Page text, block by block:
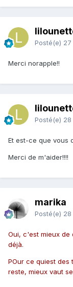
Posté(e)
Merci norapple!!
Posté(e)
Et est-ce que vous
Merci de m'aider!!!!
marika
Posté(e)
Oui, c'est mieux de
déjà.
POur ce quiest des
reste, mieux vaut